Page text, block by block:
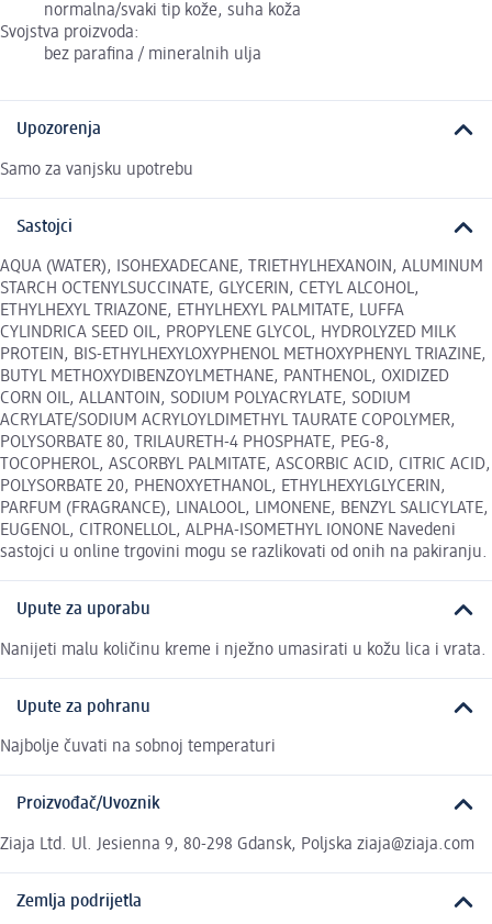
normalna/svaki tip kože, suha koža
Svojstva proizvoda:
bez parafina / mineralnih ulja
Upozorenja
Samo za vanjsku upotrebu
Sastojci
AQUA (WATER), ISOHEXADECANE, TRIETHYLHEXANOIN, ALUMINUM
STARCH OCTENYLSUCCINATE, GLYCERIN, CETYL ALCOHOL,
ETHYLHEXYL TRIAZONE, ETHYLHEXYL PALMITATE, LUFFA
CYLINDRICA SEED OIL, PROPYLENE GLYCOL, HYDROLYZED MILK
PROTEIN, BIS-ETHYLHEXYLOXYPHENOL METHOXYPHENYL TRIAZINE,
BUTYL METHOXYDIBENZOYLMETHANE, PANTHENOL, OXIDIZED
CORN OIL, ALLANTOIN, SODIUM POLYACRYLATE, SODIUM
ACRYLATE/SODIUM ACRYLOYLDIMETHYL TAURATE COPOLYMER,
POLYSORBATE 80, TRILAURETH-4 PHOSPHATE, PEG-8,
TOCOPHEROL, ASCORBYL PALMITATE, ASCORBIC ACID, CITRIC ACID,
POLYSORBATE 20, PHENOXYETHANOL, ETHYLHEXYLGLYCERIN,
PARFUM (FRAGRANCE), LINALOOL, LIMONENE, BENZYL SALICYLATE,
EUGENOL, CITRONELLOL, ALPHA-ISOMETHYL IONONE Navedeni
sastojci u online trgovini mogu se razlikovati od onih na pakiranju.
Upute za uporabu
Nanijeti malu količinu kreme i nježno umasirati u kožu lica i vrata.
Upute za pohranu
Najbolje čuvati na sobnoj temperaturi
Proizvođač/Uvoznik
Ziaja Ltd. Ul. Jesienna 9, 80-298 Gdansk, Poljska ziaja@ziaja.com
Zemlja podrijetla